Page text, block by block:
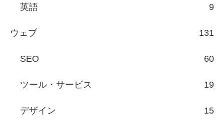
英語 9
ウェブ 131
SEO 60
ツール・サービス 19
デザイン 15